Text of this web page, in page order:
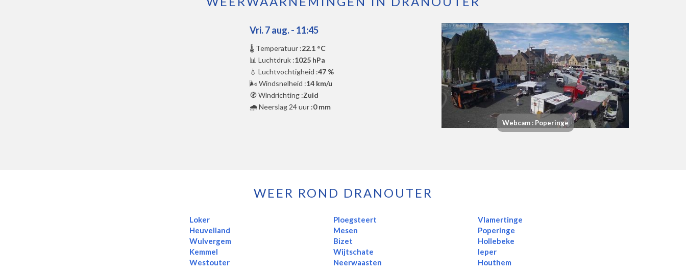
Vri. 7 aug. - 11:45
🌡️ Temperatuur :22.1 °C
📊 Luchtdruk :1025 hPa
💧 Luchtvochtigheid :47 %
🌬️ Windsnelheid :14 km/u
🧭 Windrichting :Zuid
🌧️ Neerslag 24 uur :0 mm
Webcam : Poperinge
WEER ROND DRANOUTER
Loker
Heuvelland
Wulvergem
Kemmel
Westouter
Ploegsteert
Mesen
Bizet
Wijtschate
Neerwaasten
Vlamertinge
Poperinge
Hollebeke
Ieper
Houthem